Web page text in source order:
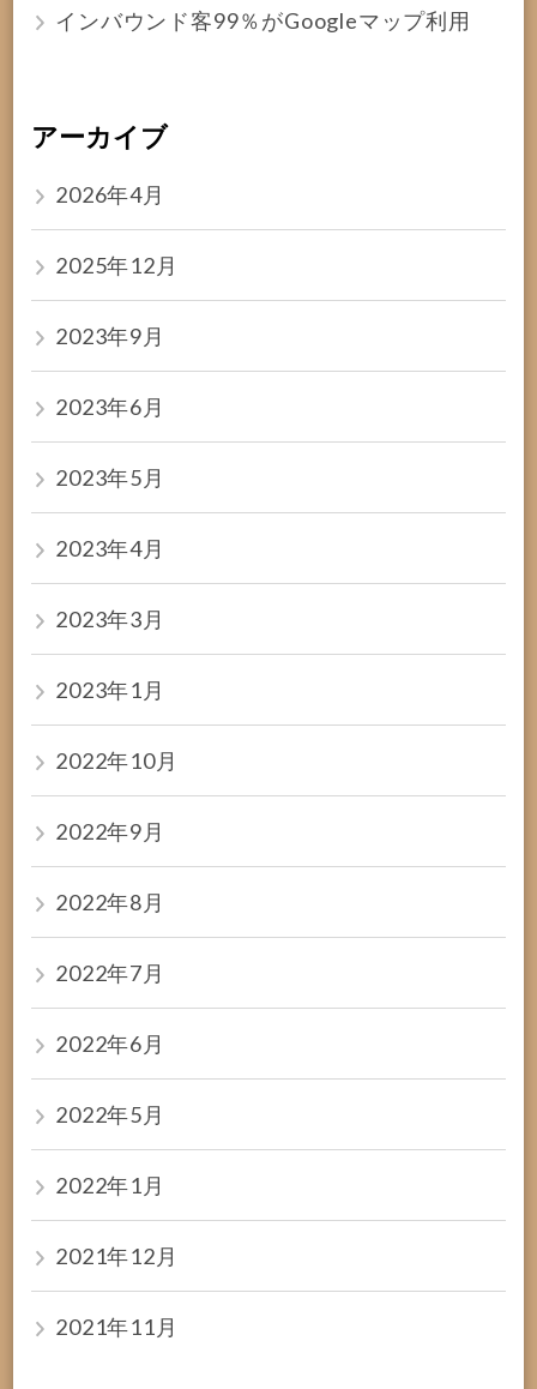
インバウンド客99％がGoogleマップ利用
アーカイブ
2026年4月
2025年12月
2023年9月
2023年6月
2023年5月
2023年4月
2023年3月
2023年1月
2022年10月
2022年9月
2022年8月
2022年7月
2022年6月
2022年5月
2022年1月
2021年12月
2021年11月